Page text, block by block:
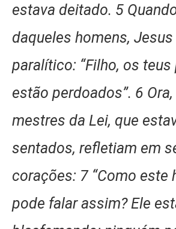
estava deitado. 5
daqueles homens,
paralítico: “Filho, os
estão perdoados”. 6
mestres da Lei, que
sentados, refletiam em
corações: 7 “Como este
pode falar assim? Ele